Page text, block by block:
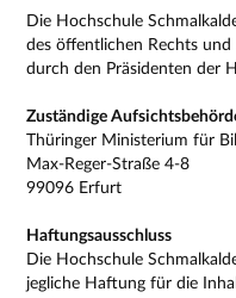
Die Hochschule
des öffentlichen Rechts
durch den Präsidenten der
Zuständige
Thüringer Ministerium für
Max-Reger-Straße 4-8
99096 Erfurt
Haftungsausschluss
Die Hochschule
jegliche Haftung für die